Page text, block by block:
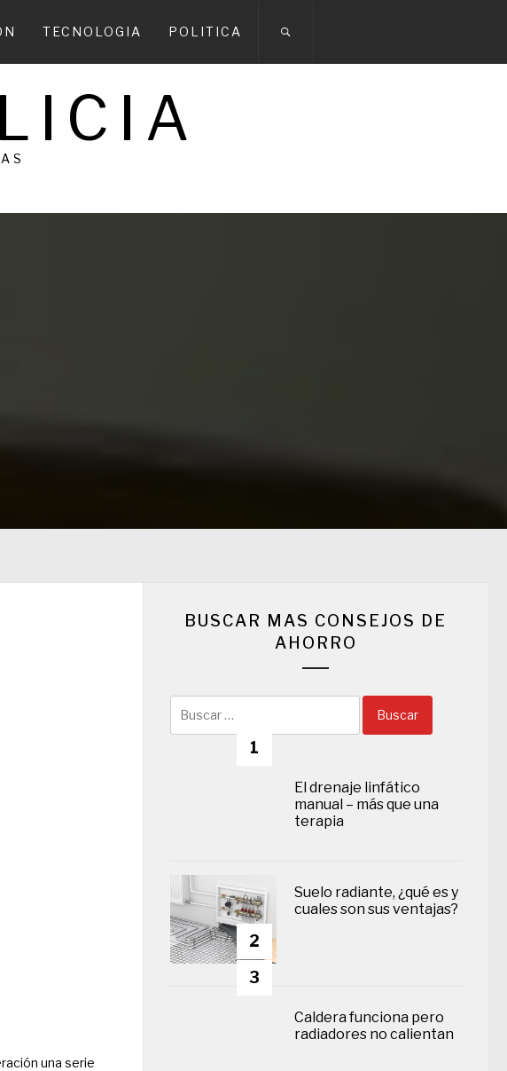
TECNOLOGIA POLITICA
una serie
BUSCAR MAS CONSEJOS DE
AHORRO
1
El drenaje linfático
manual – más que una
terapia
2
Suelo radiante, ¿qué es y
cuales son sus ventajas?
3
Caldera funciona pero
radiadores no calientan